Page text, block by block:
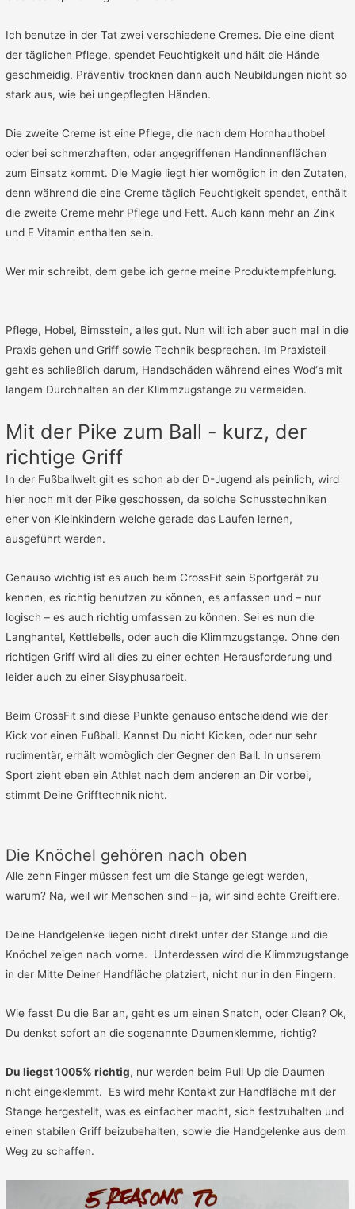
Ich benutze in der Tat zwei verschiedene Cremes. Die eine dient
der täglichen Pflege, spendet Feuchtigkeit und hält die Hände
geschmeidig. Präventiv trocknen dann auch Neubildungen nicht so
stark aus, wie bei ungepflegten Händen.
Die zweite Creme ist eine Pflege, die nach dem Hornhauthobel
oder bei schmerzhaften, oder angegriffenen Handinnenflächen
zum Einsatz kommt. Die Magie liegt hier womöglich in den Zutaten,
denn während die eine Creme täglich Feuchtigkeit spendet, enthält
die zweite Creme mehr Pflege und Fett. Auch kann mehr an Zink
und E Vitamin enthalten sein.
Wer mir schreibt, dem gebe ich gerne meine Produktempfehlung.
Pflege, Hobel, Bimsstein, alles gut. Nun will ich aber auch mal in die
Praxis gehen und Griff sowie Technik besprechen. Im Praxisteil
geht es schließlich darum, Handschäden während eines Wod‘s mit
langem Durchhalten an der Klimmzugstange zu vermeiden.
Mit der Pike zum Ball - kurz, der
richtige Griff
In der Fußballwelt gilt es schon ab der D-Jugend als peinlich, wird
hier noch mit der Pike geschossen, da solche Schusstechniken
eher von Kleinkindern welche gerade das Laufen lernen,
ausgeführt werden.
Genauso wichtig ist es auch beim CrossFit sein Sportgerät zu
kennen, es richtig benutzen zu können, es anfassen und – nur
logisch – es auch richtig umfassen zu können. Sei es nun die
Langhantel, Kettlebells, oder auch die Klimmzugstange. Ohne den
richtigen Griff wird all dies zu einer echten Herausforderung und
leider auch zu einer Sisyphusarbeit.
Beim CrossFit sind diese Punkte genauso entscheidend wie der
Kick vor einen Fußball. Kannst Du nicht Kicken, oder nur sehr
rudimentär, erhält womöglich der Gegner den Ball. In unserem
Sport zieht eben ein Athlet nach dem anderen an Dir vorbei,
stimmt Deine Grifftechnik nicht.
Die Knöchel gehören nach oben
Alle zehn Finger müssen fest um die Stange gelegt werden,
warum? Na, weil wir Menschen sind – ja, wir sind echte Greiftiere.
Deine Handgelenke liegen nicht direkt unter der Stange und die
Knöchel zeigen nach vorne. Unterdessen wird die Klimmzugstange
in der Mitte Deiner Handfläche platziert, nicht nur in den Fingern.
Wie fasst Du die Bar an, geht es um einen Snatch, oder Clean? Ok,
Du denkst sofort an die sogenannte Daumenklemme, richtig?
Du liegst 1005% richtig, nur werden beim Pull Up die Daumen
nicht eingeklemmt. Es wird mehr Kontakt zur Handfläche mit der
Stange hergestellt, was es einfacher macht, sich festzuhalten und
einen stabilen Griff beizubehalten, sowie die Handgelenke aus dem
Weg zu schaffen.